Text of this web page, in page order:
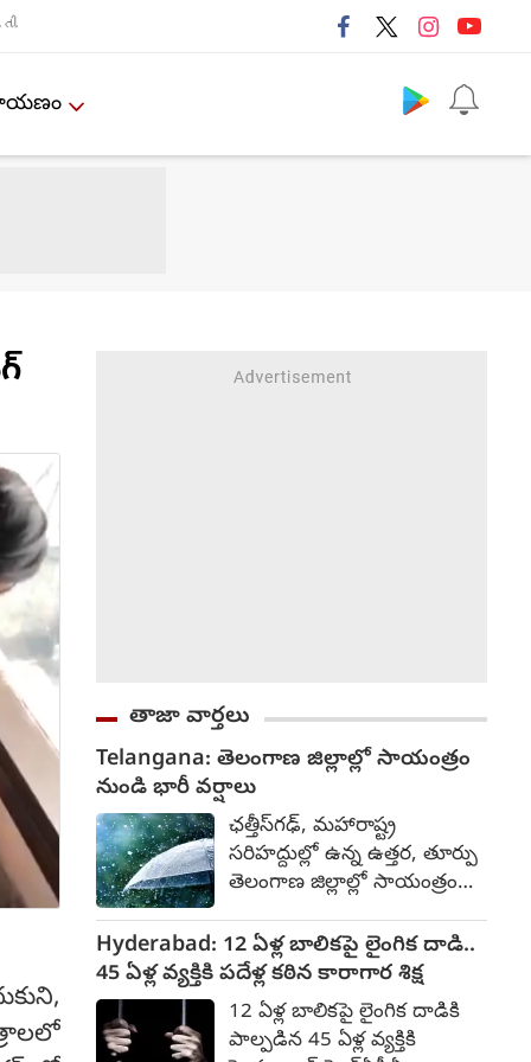
తాజా వార్తలు
Telangana: తెలంగాణ జిల్లాల్లో సాయంత్రం
నుండి భారీ వర్షాలు
ఛత్తీస్‌గఢ్, మహారాష్ట్ర
సరిహద్దుల్లో ఉన్న ఉత్తర, తూర్పు
తెలంగాణ జిల్లాల్లో సాయంత్రం
కురిసే అవకాశం ఉంది. ఈ
వర్షాలు మరుసటి రోజు
తెల్లవారుజాము వరకు
కొనసాగవచ్చు. ఆసిఫాబాద్,
మంచిర్యాల, పెద్దపల్లి,
Hyderabad: 12 ఏళ్ల బాలికపై లైంగిక దాడి..
45 ఏళ్ల వ్యక్తికి పదేళ్ల కఠిన కారాగార శిక్ష
12 ఏళ్ల బాలికపై లైంగిక దాడికి
పాల్పడిన 45 ఏళ్ల వ్యక్తికి